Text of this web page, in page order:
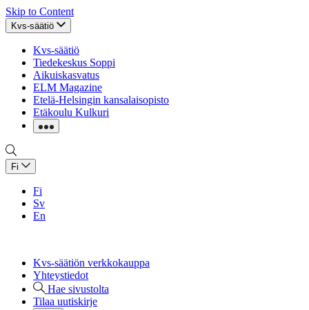
Skip to Content
Kvs-säätiö
Kvs-säätiö
Tiedekeskus Soppi
Aikuiskasvatus
ELM Magazine
Etelä-Helsingin kansalaisopisto
Etäkoulu Kulkuri
Fi
Fi
Sv
En
Kvs-säätiön verkkokauppa
Yhteystiedot
Hae sivustolta
Tilaa uutiskirje